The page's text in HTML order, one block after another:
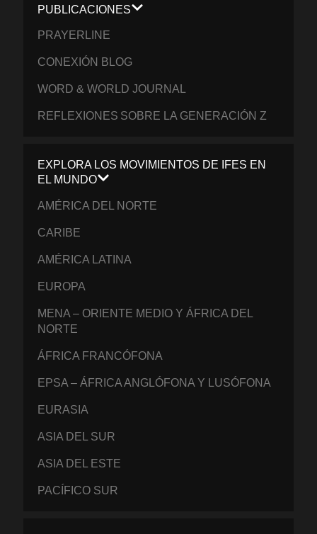
PUBLICACIONES
PRAYERLINE
CONEXIÓN BLOG
WORD & WORLD JOURNAL
REFLEXIONES SOBRE LA GENERACIÓN Z
EXPLORA LOS MOVIMIENTOS DE IFES EN
EL MUNDO
AMÉRICA DEL NORTE
CARIBE
AMÉRICA LATINA
EUROPA
MENA – ORIENTE MEDIO Y ÁFRICA DEL
NORTE
ÁFRICA FRANCÓFONA
EPSA – ÁFRICA ANGLÓFONA Y LUSÓFONA
EURASIA
ASIA DEL SUR
ASIA DEL ESTE
PACÍFICO SUR